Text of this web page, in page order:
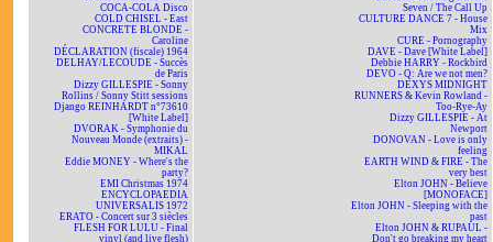
COCA-COLA Disco
COLD CHISEL - East
CONCRETE BLONDE -
Caroline
DÉCLARATION (fiscale) 1964
DELHAY/LECOUDE - Succès
de Paris
Dizzy GILLESPIE - Sonny
Rollins / Sonny Stitt sessions
Django REINHARDT n°73610
[White Label]
DVORAK - Symphonie du
Nouveau Monde (extraits) -
MIKAL
Eddie MONEY - Where's the
party?
EMI Christmas 1974
ENCYCLOPAEDIA
UNIVERSALIS 1972
ERATO - Concert sur 3 siècles
FLESH FOR LULU - Final
vinyl (and live flesh)
Seven / The Call Up
CULTURE DANCE 7 - House
Mix
CURE - Pornography
DAVE - Dave [White Label]
Debbie HARRY - Rockbird
DEVO - Q: Are we not men?
DEXYS MIDNIGHT
RUNNERS & Kevin Rowland -
Too-Rye-Ay
Dizzy GILLESPIE - At
Newport
DONOVAN - Love is only
feeling
EARTH WIND & FIRE - The
very best
Elton JOHN - Believe
[MONOFACE]
Elton JOHN - Sleeping with the
past
Elton JOHN & RUPAUL -
Don't go breaking my heart